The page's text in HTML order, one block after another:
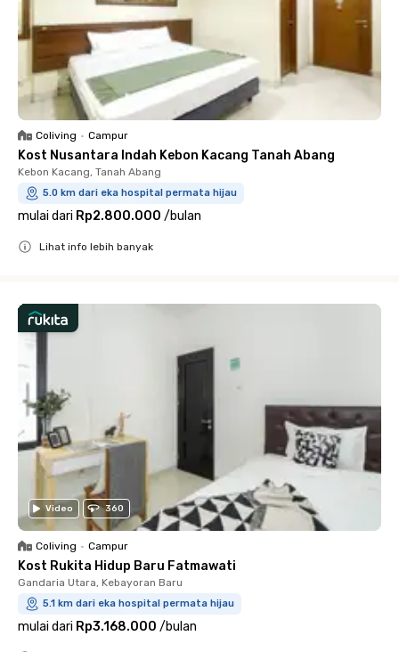
Coliving • Campur
Kost Nusantara Indah Kebon Kacang Tanah Abang
Kebon Kacang, Tanah Abang
5.0 km dari eka hospital permata hijau
mulai dari Rp2.800.000 /bulan
Lihat info lebih banyak
Video 360
Coliving • Campur
Kost Rukita Hidup Baru Fatmawati
Gandaria Utara, Kebayoran Baru
5.1 km dari eka hospital permata hijau
mulai dari Rp3.168.000 /bulan